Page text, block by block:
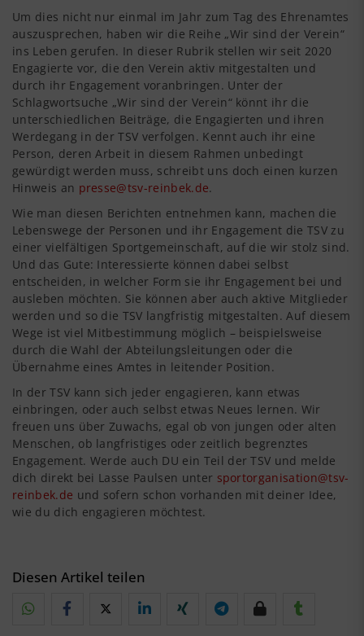
Um dies nicht nur einmal im Jahr zum Tag des Ehrenamtes
auszusprechen, haben wir die Reihe „Wir sind der Verein“
ins Leben gerufen. In dieser Rubrik stellen wir seit 2020
Engagierte vor, die den Verein aktiv mitgestalten und
durch ihr Engagement voranbringen. Unter der
Schlagwortsuche „Wir sind der Verein“ könnt ihr die
unterschiedlichen Beiträge, die Engagierten und ihren
Werdegang in der TSV verfolgen. Kennt auch ihr eine
Person, deren Arbeit in diesem Rahmen unbedingt
gewürdigt werden muss, schreibt uns doch einen kurzen
Hinweis an presse@tsv-reinbek.de.
Wie man diesen Berichten entnehmen kann, machen die
Lebenswege der Personen und ihr Engagement die TSV zu
einer vielfältigen Sportgemeinschaft, auf die wir stolz sind.
Und das Gute: Interessierte können dabei selbst
entscheiden, in welcher Form sie ihr Engagement bei und
ausleben möchten. Sie können aber auch aktive Mitglieder
werden und so die TSV langfristig mitgestalten. Auf diesem
Wege ist viel Mitbestimmung möglich – beispielsweise
durch die Wahl der Abteilungsleitungen oder die
Übernahme eines Amtes in leitender Position.
In der TSV kann sich jeder engagieren, kann etwas
einbringen, oder auch selbst etwas Neues lernen. Wir
freuen uns über Zuwachs, egal ob von jungen oder alten
Menschen, ob langfristiges oder zeitlich begrenztes
Engagement. Werde auch DU ein Teil der TSV und melde
dich direkt bei Lasse Paulsen unter sportorganisation@tsv-
reinbek.de und sofern schon vorhanden mit deiner Idee,
wie du dich engagieren möchtest.
Diesen Artikel teilen